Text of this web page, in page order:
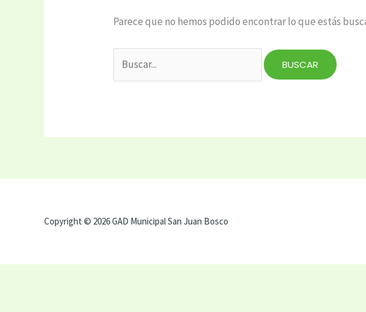
Parece que no hemos podido encontrar lo que estás
Copyright © 2026 GAD Municipal San Juan Bosco